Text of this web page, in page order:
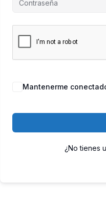
Mantenerme
¿No tienes